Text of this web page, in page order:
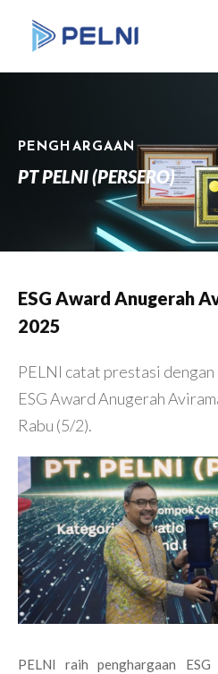
PENGHARGAAN
PT PELNI (PERSERO)
ESG Award Anugerah
2025
PELNI catat prestasi
ESG Award Anugerah
Rabu (5/2).
PELNI raih penghargaan